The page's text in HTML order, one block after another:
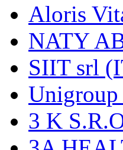
Aloris
NATY
SIIT srl
3 K